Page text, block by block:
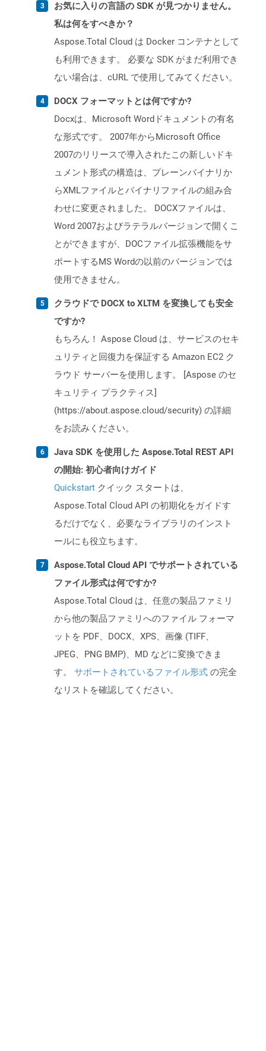
お気に入りの言語の SDK が見つかりません。
私は何をすべきか？
Aspose.Total Cloud は Docker コンテナとして
も利用できます。 必要な SDK がまだ利用でき
ない場合は、cURL で使用してみてください。
DOCX フォーマットとは何ですか?
Docxは、Microsoft Wordドキュメントの有名
な形式です。 2007年からMicrosoft Office
2007のリリースで導入されたこの新しいドキ
ュメント形式の構造は、プレーンバイナリか
らXMLファイルとバイナリファイルの組み合
わせに変更されました。 DOCXファイルは、
Word 2007およびラテラルバージョンで開くこ
とができますが、DOCファイル拡張機能をサ
ポートするMS Wordの以前のバージョンでは
使用できません。
クラウドで DOCX to XLTM を変換しても安全
ですか?
もちろん！ Aspose Cloud は、サービスのセキ
ュリティと回復力を保証する Amazon EC2 ク
ラウド サーバーを使用します。 [Aspose のセ
キュリティ プラクティス]
(https://about.aspose.cloud/security) の詳細
をお読みください。
Java SDK を使用した Aspose.Total REST API
の開始: 初心者向けガイド
Quickstart クイック スタートは、
Aspose.Total Cloud API の初期化をガイドす
るだけでなく、必要なライブラリのインスト
ールにも役立ちます。
Aspose.Total Cloud API でサポートされている
ファイル形式は何ですか?
Aspose.Total Cloud は、任意の製品ファミリ
から他の製品ファミリへのファイル フォーマ
ットを PDF、DOCX、XPS、画像 (TIFF、
JPEG、PNG BMP)、MD などに変換できま
す。 サポートされているファイル形式 の完全
なリストを確認してください。